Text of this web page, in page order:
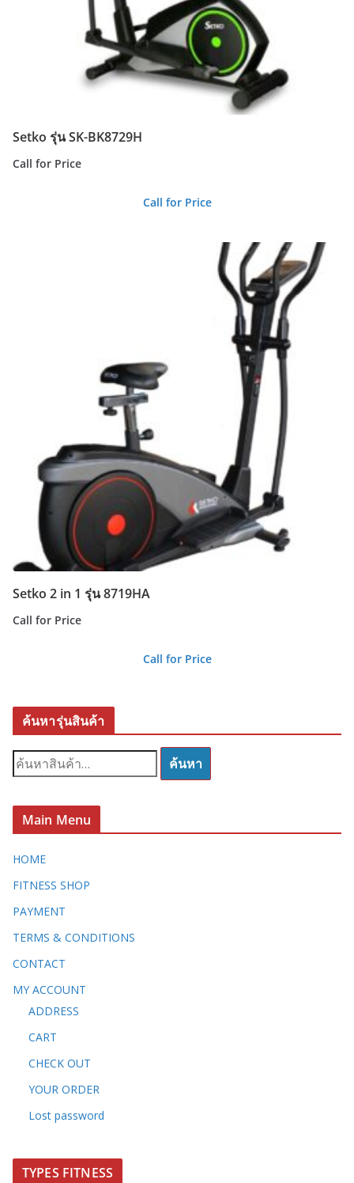
Setko รุ่น SK-BK8729H
Call for Price
Call for Price
Setko 2 in 1 รุ่น 8719HA
Call for Price
Call for Price
ค้นหารุ่นสินค้า
ค้
น
:
ค้นหา
Main Menu
HOME
FITNESS SHOP
PAYMENT
TERMS & CONDITIONS
CONTACT
MY ACCOUNT
ADDRESS
CART
CHECK OUT
YOUR ORDER
Lost password
TYPES FITNESS